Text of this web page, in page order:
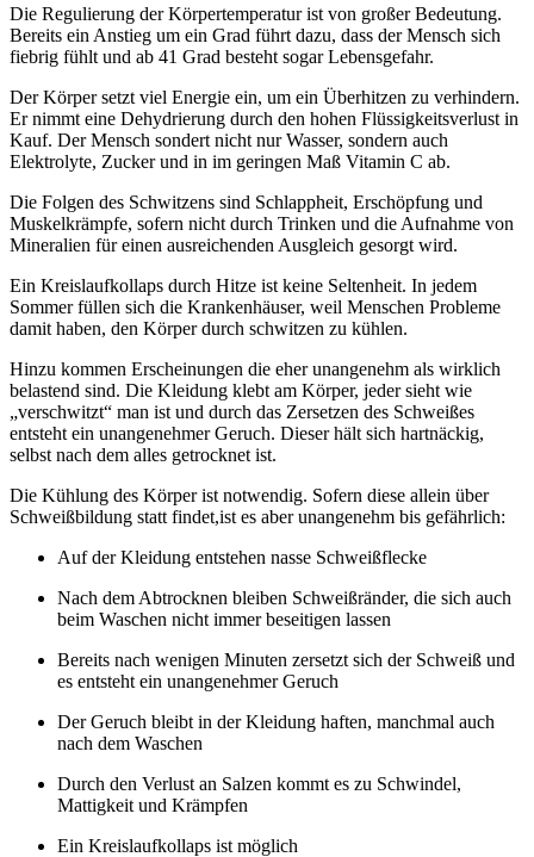
Die Regulierung der Körpertemperatur ist von großer Bedeutung.
Bereits ein Anstieg um ein Grad führt dazu, dass der Mensch sich
fiebrig fühlt und ab 41 Grad besteht sogar Lebensgefahr.
Der Körper setzt viel Energie ein, um ein Überhitzen zu verhindern.
Er nimmt eine Dehydrierung durch den hohen Flüssigkeitsverlust in
Kauf. Der Mensch sondert nicht nur Wasser, sondern auch
Elektrolyte, Zucker und in im geringen Maß Vitamin C ab.
Die Folgen des Schwitzens sind Schlappheit, Erschöpfung und
Muskelkrämpfe, sofern nicht durch Trinken und die Aufnahme von
Mineralien für einen ausreichenden Ausgleich gesorgt wird.
Ein Kreislaufkollaps durch Hitze ist keine Seltenheit. In jedem
Sommer füllen sich die Krankenhäuser, weil Menschen Probleme
damit haben, den Körper durch schwitzen zu kühlen.
Hinzu kommen Erscheinungen die eher unangenehm als wirklich
belastend sind. Die Kleidung klebt am Körper, jeder sieht wie
„verschwitzt“ man ist und durch das Zersetzen des Schweißes
entsteht ein unangenehmer Geruch. Dieser hält sich hartnäckig,
selbst nach dem alles getrocknet ist.
Die Kühlung des Körper ist notwendig. Sofern diese allein über
Schweißbildung statt findet,ist es aber unangenehm bis gefährlich:
Auf der Kleidung entstehen nasse Schweißflecke
Nach dem Abtrocknen bleiben Schweißränder, die sich auch
beim Waschen nicht immer beseitigen lassen
Bereits nach wenigen Minuten zersetzt sich der Schweiß und
es entsteht ein unangenehmer Geruch
Der Geruch bleibt in der Kleidung haften, manchmal auch
nach dem Waschen
Durch den Verlust an Salzen kommt es zu Schwindel,
Mattigkeit und Krämpfen
Ein Kreislaufkollaps ist möglich